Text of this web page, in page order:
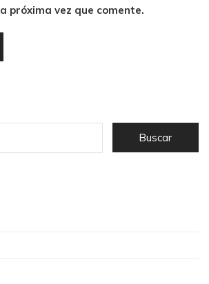
próxima vez que comente.